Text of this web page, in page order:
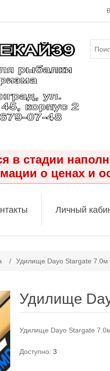
в стадии
о ценах и
Личный
/ Удилище Dayo Stargate 7.0м
Удилище
Удилище Dayo Stargate
Доступно: 3